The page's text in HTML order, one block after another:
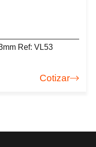
Ref: VL53
Cotizar